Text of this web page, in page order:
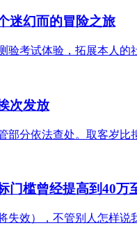
迷幻而的冒险之旅
验考试体验，拓展本人的
次发放
部分依法查处。取客岁比
门槛曾经提高到40万
失效），不管别人怎样